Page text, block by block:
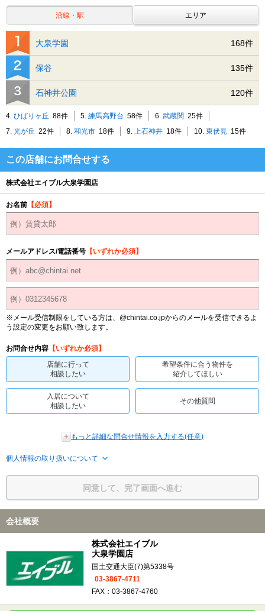
沿線・駅 エリア
大泉学園 168件
保谷 135件
石神井公園 120件
4. ひばりヶ丘 88件 5. 練馬高野台 58件 6. 武蔵関 25件
7. 光が丘 22件 8. 和光市 18件 9. 上石神井 18件 10. 東伏見 15件
この店舗にお問合せする
株式会社エイブル大泉学園店
お名前 【必須】
メールアドレス/電話番号 【いずれか必須】
※メール受信制限をしている方は、@chintai.co.jpからのメールを受信できるよ
う設定の変更をお願い致します。
お問合せ内容 【いずれか必須】
店舗に行って
相談したい
希望条件に合う物件を
紹介してほしい
入居について
相談したい
その他質問
もっと詳細な問合せ情報を入力する(任意)
個人情報の取り扱いについて
同意して、完了画面へ進む
会社概要
株式会社エイブル
大泉学園店
国土交通大臣(7)第5338号
03-3867-4711
FAX：03-3867-4760